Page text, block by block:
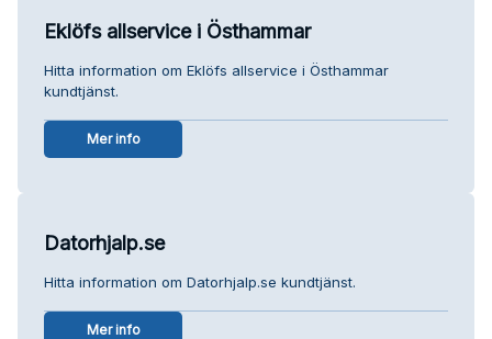
Eklöfs allservice i Östhammar
Hitta information om Eklöfs allservice i Östhammar
kundtjänst.
Mer info
Datorhjalp.se
Hitta information om Datorhjalp.se kundtjänst.
Mer info